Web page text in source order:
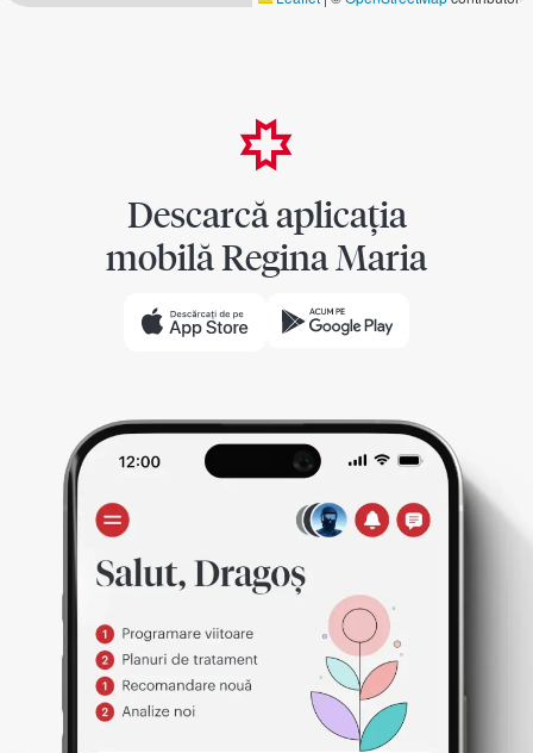
Descarcă aplicația
mobilă Regina Maria